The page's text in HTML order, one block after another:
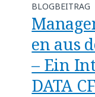
BLOGBEITRAG
en aus
– Ein
DATA